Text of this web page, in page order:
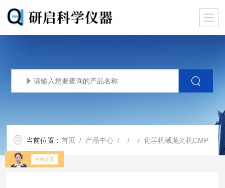
当前位置：首页 / 产品中心 / / / 化学机械抛光机CMP